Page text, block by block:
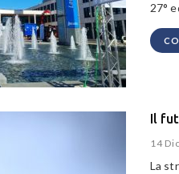
27°
Il
14
La